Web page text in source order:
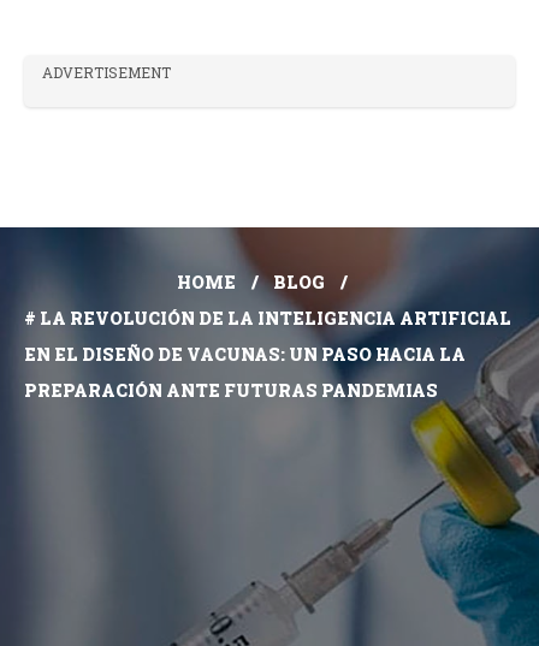
ADVERTISEMENT
HOME
BLOG
# LA REVOLUCIÓN DE LA INTELIGENCIA ARTIFICIAL
EN EL DISEÑO DE VACUNAS: UN PASO HACIA LA
PREPARACIÓN ANTE FUTURAS PANDEMIAS